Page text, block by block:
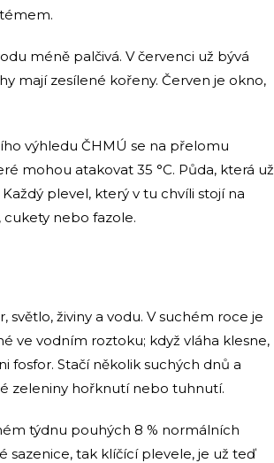
méně palčivá. V červenci už bývá
mají zesílené kořeny. Červen je okno,
výhledu ČHMÚ se na přelomu
mohou atakovat 35 °C. Půda, která už
plevel, který v tu chvíli stojí na
cukety nebo fazole.
živiny a vodu. V suchém roce je
ve vodním roztoku; když vláha klesne,
fosfor. Stačí několik suchých dnů a
zeleniny hořknutí nebo tuhnutí.
týdnu pouhých 8 % normálních
sazenice, tak klíčící plevele, je už teď